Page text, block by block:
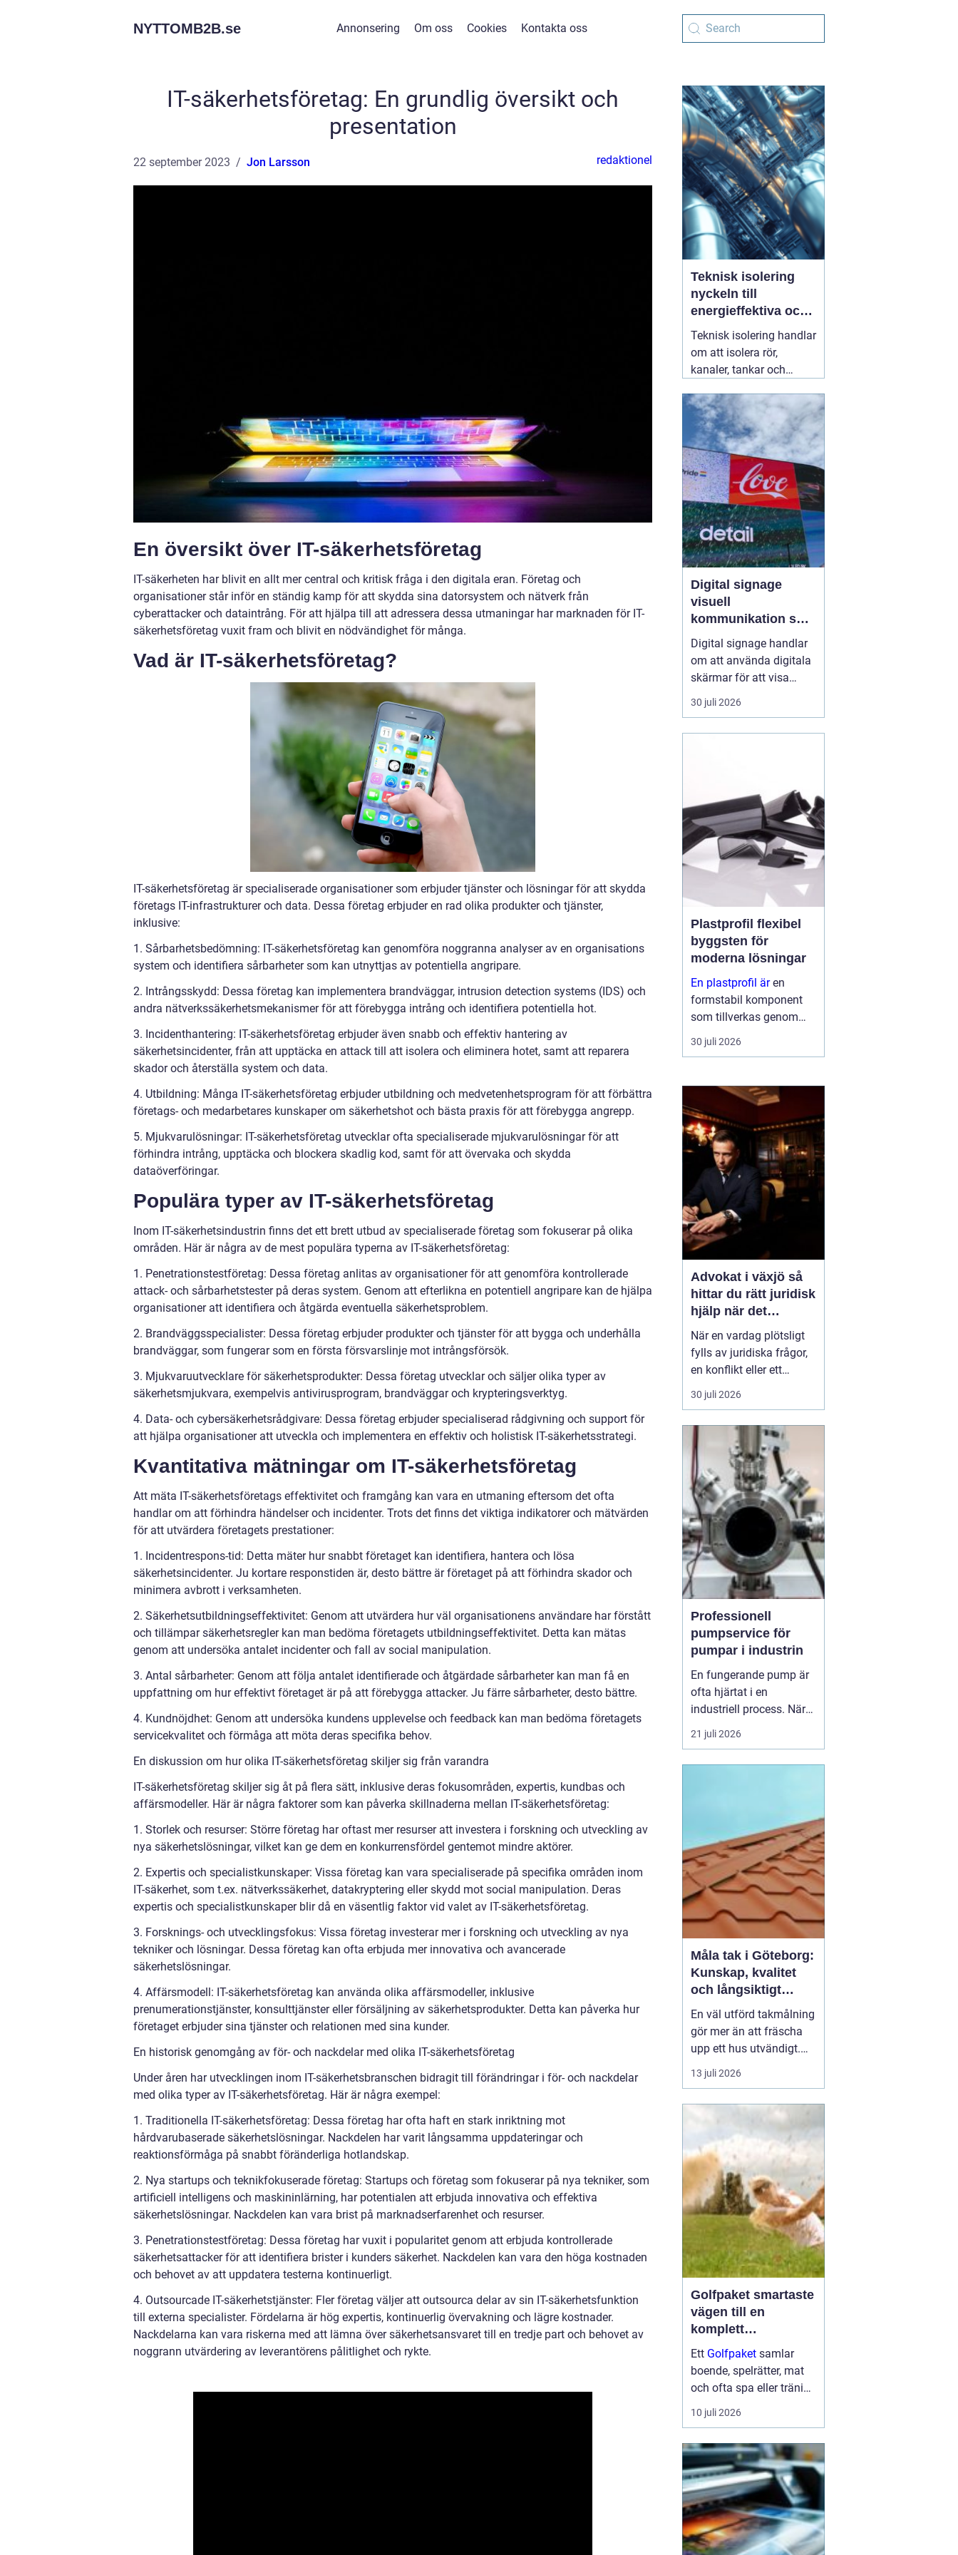
NYTTOMB2B.se Annonsering Om oss Cookies Kontakta oss
IT-säkerhetsföretag: En grundlig översikt och
presentation
22 september 2023 Jon Larsson redaktionel
En översikt över IT-säkerhetsföretag
IT-säkerheten har blivit en allt mer central och kritisk fråga i den digitala eran. Företag och
organisationer står inför en ständig kamp för att skydda sina datorsystem och nätverk från
cyberattacker och dataintrång. För att hjälpa till att adressera dessa utmaningar har marknaden för IT-
säkerhetsföretag vuxit fram och blivit en nödvändighet för många.
Vad är IT-säkerhetsföretag?
IT-säkerhetsföretag är specialiserade organisationer som erbjuder tjänster och lösningar för att skydda
företags IT-infrastrukturer och data. Dessa företag erbjuder en rad olika produkter och tjänster,
inklusive:
1. Sårbarhetsbedömning: IT-säkerhetsföretag kan genomföra noggranna analyser av en organisations
system och identifiera sårbarheter som kan utnyttjas av potentiella angripare.
2. Intrångsskydd: Dessa företag kan implementera brandväggar, intrusion detection systems (IDS) och
andra nätverkssäkerhetsmekanismer för att förebygga intrång och identifiera potentiella hot.
3. Incidenthantering: IT-säkerhetsföretag erbjuder även snabb och effektiv hantering av
säkerhetsincidenter, från att upptäcka en attack till att isolera och eliminera hotet, samt att reparera
skador och återställa system och data.
4. Utbildning: Många IT-säkerhetsföretag erbjuder utbildning och medvetenhetsprogram för att förbättra
företags- och medarbetares kunskaper om säkerhetshot och bästa praxis för att förebygga angrepp.
5. Mjukvarulösningar: IT-säkerhetsföretag utvecklar ofta specialiserade mjukvarulösningar för att
förhindra intrång, upptäcka och blockera skadlig kod, samt för att övervaka och skydda
dataöverföringar.
Populära typer av IT-säkerhetsföretag
Inom IT-säkerhetsindustrin finns det ett brett utbud av specialiserade företag som fokuserar på olika
områden. Här är några av de mest populära typerna av IT-säkerhetsföretag:
1. Penetrationstestföretag: Dessa företag anlitas av organisationer för att genomföra kontrollerade
attack- och sårbarhetstester på deras system. Genom att efterlikna en potentiell angripare kan de hjälpa
organisationer att identifiera och åtgärda eventuella säkerhetsproblem.
2. Brandväggsspecialister: Dessa företag erbjuder produkter och tjänster för att bygga och underhålla
brandväggar, som fungerar som en första försvarslinje mot intrångsförsök.
3. Mjukvaruutvecklare för säkerhetsprodukter: Dessa företag utvecklar och säljer olika typer av
säkerhetsmjukvara, exempelvis antivirusprogram, brandväggar och krypteringsverktyg.
4. Data- och cybersäkerhetsrådgivare: Dessa företag erbjuder specialiserad rådgivning och support för
att hjälpa organisationer att utveckla och implementera en effektiv och holistisk IT-säkerhetsstrategi.
Kvantitativa mätningar om IT-säkerhetsföretag
Att mäta IT-säkerhetsföretags effektivitet och framgång kan vara en utmaning eftersom det ofta
handlar om att förhindra händelser och incidenter. Trots det finns det viktiga indikatorer och mätvärden
för att utvärdera företagets prestationer:
1. Incidentrespons-tid: Detta mäter hur snabbt företaget kan identifiera, hantera och lösa
säkerhetsincidenter. Ju kortare responstiden är, desto bättre är företaget på att förhindra skador och
minimera avbrott i verksamheten.
2. Säkerhetsutbildningseffektivitet: Genom att utvärdera hur väl organisationens användare har förstått
och tillämpar säkerhetsregler kan man bedöma företagets utbildningseffektivitet. Detta kan mätas
genom att undersöka antalet incidenter och fall av social manipulation.
3. Antal sårbarheter: Genom att följa antalet identifierade och åtgärdade sårbarheter kan man få en
uppfattning om hur effektivt företaget är på att förebygga attacker. Ju färre sårbarheter, desto bättre.
4. Kundnöjdhet: Genom att undersöka kundens upplevelse och feedback kan man bedöma företagets
servicekvalitet och förmåga att möta deras specifika behov.
En diskussion om hur olika IT-säkerhetsföretag skiljer sig från varandra
IT-säkerhetsföretag skiljer sig åt på flera sätt, inklusive deras fokusområden, expertis, kundbas och
affärsmodeller. Här är några faktorer som kan påverka skillnaderna mellan IT-säkerhetsföretag:
1. Storlek och resurser: Större företag har oftast mer resurser att investera i forskning och utveckling av
nya säkerhetslösningar, vilket kan ge dem en konkurrensfördel gentemot mindre aktörer.
2. Expertis och specialistkunskaper: Vissa företag kan vara specialiserade på specifika områden inom
IT-säkerhet, som t.ex. nätverkssäkerhet, datakryptering eller skydd mot social manipulation. Deras
expertis och specialistkunskaper blir då en väsentlig faktor vid valet av IT-säkerhetsföretag.
3. Forsknings- och utvecklingsfokus: Vissa företag investerar mer i forskning och utveckling av nya
tekniker och lösningar. Dessa företag kan ofta erbjuda mer innovativa och avancerade
säkerhetslösningar.
4. Affärsmodell: IT-säkerhetsföretag kan använda olika affärsmodeller, inklusive
prenumerationstjänster, konsulttjänster eller försäljning av säkerhetsprodukter. Detta kan påverka hur
företaget erbjuder sina tjänster och relationen med sina kunder.
En historisk genomgång av för- och nackdelar med olika IT-säkerhetsföretag
Under åren har utvecklingen inom IT-säkerhetsbranschen bidragit till förändringar i för- och nackdelar
med olika typer av IT-säkerhetsföretag. Här är några exempel:
1. Traditionella IT-säkerhetsföretag: Dessa företag har ofta haft en stark inriktning mot
hårdvarubaserade säkerhetslösningar. Nackdelen har varit långsamma uppdateringar och
reaktionsförmåga på snabbt föränderliga hotlandskap.
2. Nya startups och teknikfokuserade företag: Startups och företag som fokuserar på nya tekniker, som
artificiell intelligens och maskininlärning, har potentialen att erbjuda innovativa och effektiva
säkerhetslösningar. Nackdelen kan vara brist på marknadserfarenhet och resurser.
3. Penetrationstestföretag: Dessa företag har vuxit i popularitet genom att erbjuda kontrollerade
säkerhetsattacker för att identifiera brister i kunders säkerhet. Nackdelen kan vara den höga kostnaden
och behovet av att uppdatera testerna kontinuerligt.
4. Outsourcade IT-säkerhetstjänster: Fler företag väljer att outsourca delar av sin IT-säkerhetsfunktion
till externa specialister. Fördelarna är hög expertis, kontinuerlig övervakning och lägre kostnader.
Nackdelarna kan vara riskerna med att lämna över säkerhetsansvaret till en tredje part och behovet av
noggrann utvärdering av leverantörens pålitlighet och rykte.
Teknisk isolering
nyckeln till
energieffektiva och
säkra installationer
Teknisk isolering handlar
om att isolera rör,
kanaler, tankar och
byggnader och
industrier. Syftet är att
spara energi, skapa
jämnare inomhusklimat
och öka säkerheten. När
företag arbetar
strukturerat07 augusti
2026
Digital signage
visuell
kommunikation som
fångar blicken
Digital signage handlar
om att använda digitala
skärmar för att visa
rörlig bild, text och grafik
på ett sätt som
offentliga platser
ersätter digitala skärmar
allt oftare...
30 juli 2026
Plastprofil flexibel
byggsten för
moderna lösningar
En plastprofil ären
formstabil komponent
som tillverkas genom
extrudering av plast, ofta
i långa längder och med
geometri. Profilerna
används som tätningar,
lister, s...
30 juli 2026
Advokat i växjö så
hittar du rätt juridisk
hjälp när det
verkligen gäller
När en vardag plötsligt
fylls av juridiska frågor,
en konflikt eller ett
myndighetsbeslut som
känns övermäktigt,
som både kan lagen och
förstår människan
bakom problemet. Att
anlitaen advokat ...
30 juli 2026
Professionell
pumpservice för
pumpar i industrin
En fungerande pump är
ofta hjärtat i en
industriell process. När
pumpen stannar, stannar
produktionen. Därför
21 juli 2026
Måla tak i Göteborg:
Kunskap, kvalitet
och långsiktigt
skydd vid
takmålning i
Göteborg
En väl utförd takmålning
gör mer än att fräscha
upp ett hus utvändigt.
Den förlänger takets
livslängd, skyddar mot
spara stora pengar på
sikt. I en kuststad som
Göteb...
13 juli 2026
Golfpaket smartaste
vägen till en
komplett
golfupplevelse
Ett Golfpaket samlar
boende, spelrätter, mat
och ofta spa eller träning
i en och samma
bokning. För dig som vill
banan och minimera
krånglet med logistik är
ett genomtänkt p...
10 juli 2026